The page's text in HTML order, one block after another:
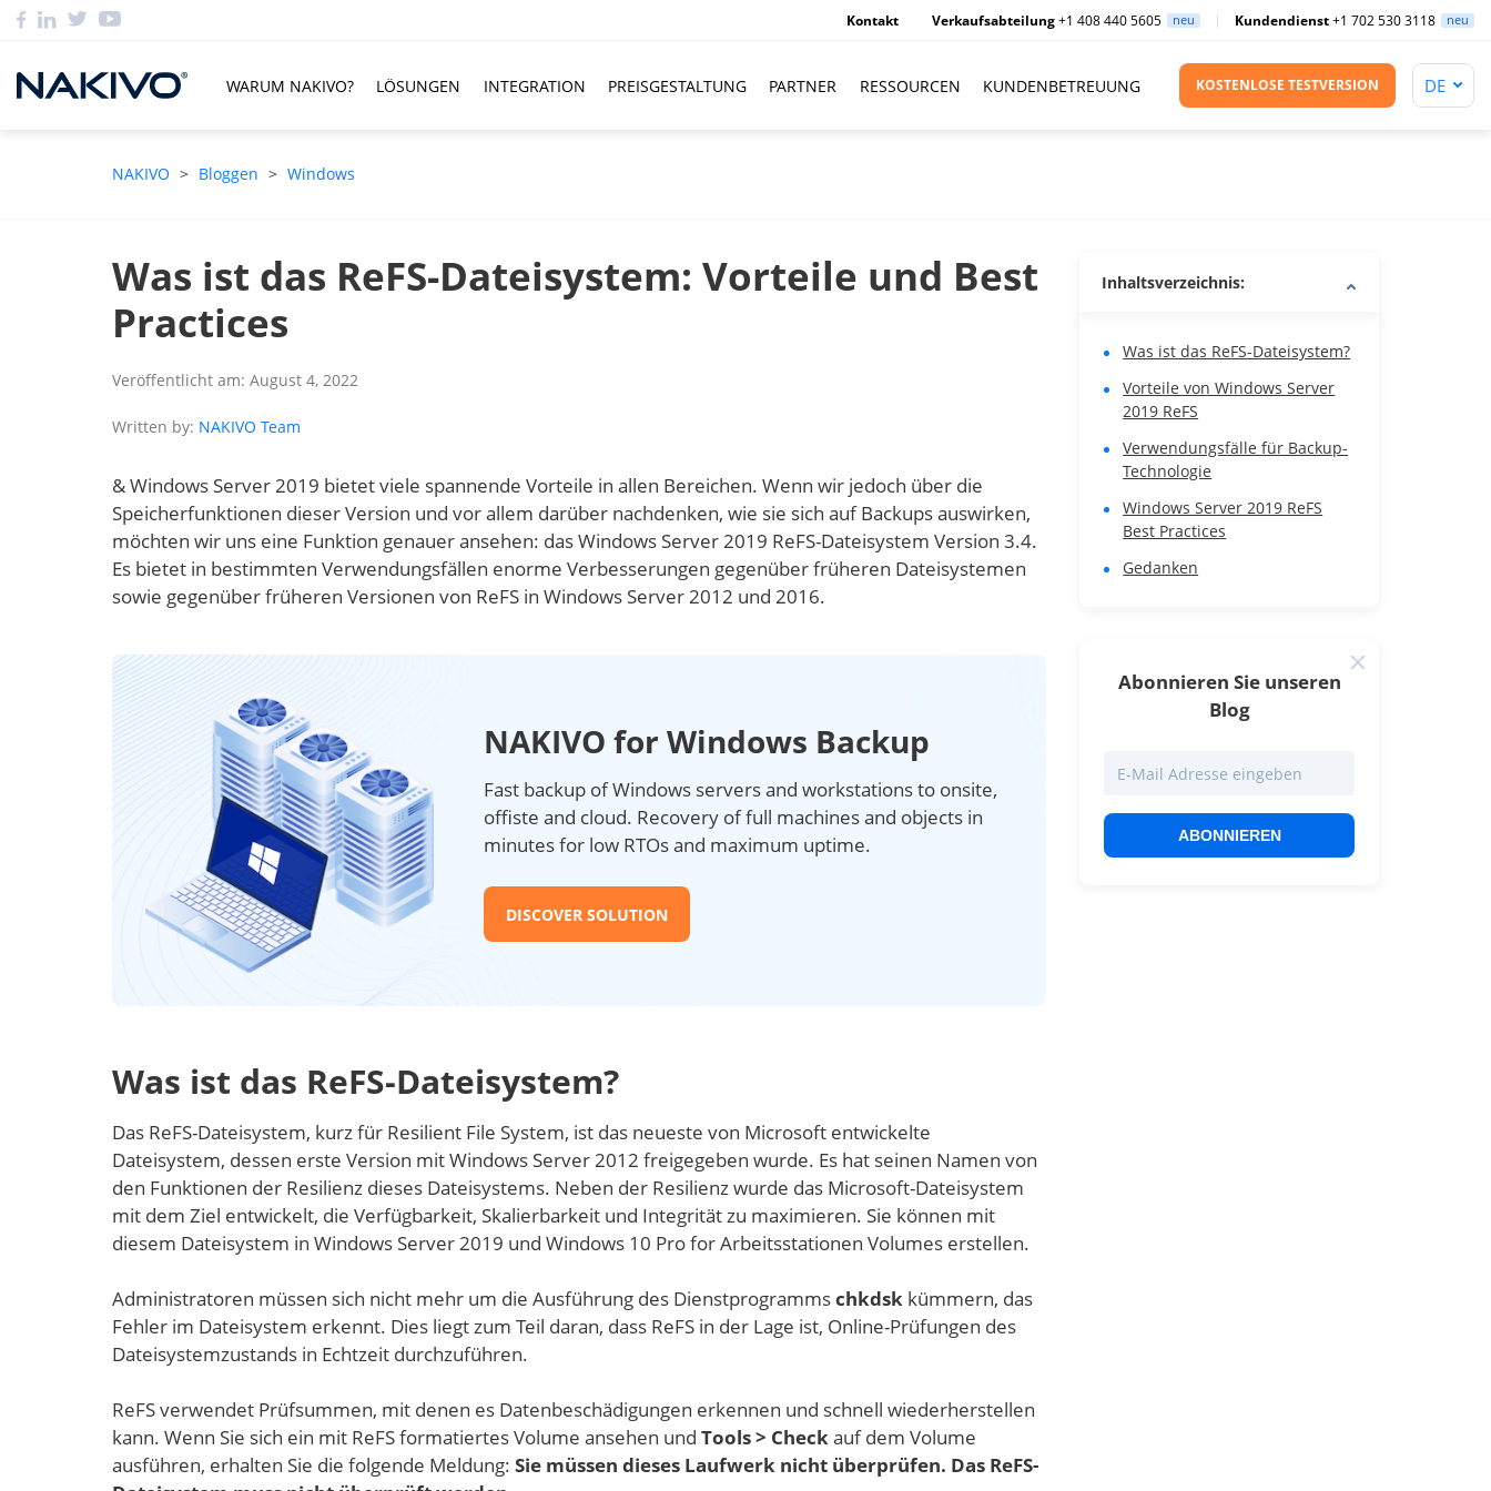
Kontakt Verkaufsabteilung+1 408 440 5605 neu Kundendienst+1 702 530 3118 neu
WARUM NAKIVO? LÖSUNGEN INTEGRATION PREISGESTALTUNG PARTNER RESSOURCEN KUNDENBETREUUNG KOSTENLOSE TESTVERSION
NAKIVO > Bloggen > Windows
Was ist das ReFS-Dateisystem: Vorteile und Best
Practices
Veröffentlicht am: August 4, 2022
Written by: NAKIVO Team
& Windows Server 2019 bietet viele spannende Vorteile in allen Bereichen. Wenn wir jedoch über die
Speicherfunktionen dieser Version und vor allem darüber nachdenken, wie sie sich auf Backups auswirken,
möchten wir uns eine Funktion genauer ansehen: das Windows Server 2019 ReFS-Dateisystem Version 3.4.
Es bietet in bestimmten Verwendungsfällen enorme Verbesserungen gegenüber früheren Dateisystemen
sowie gegenüber früheren Versionen von ReFS in Windows Server 2012 und 2016.
NAKIVO for Windows Backup
Fast backup of Windows servers and workstations to onsite,
offiste and cloud. Recovery of full machines and objects in
minutes for low RTOs and maximum uptime.
DISCOVER SOLUTION
Was ist das ReFS-Dateisystem?
Das ReFS-Dateisystem, kurz für Resilient File System, ist das neueste von Microsoft entwickelte
Dateisystem, dessen erste Version mit Windows Server 2012 freigegeben wurde. Es hat seinen Namen von
den Funktionen der Resilienz dieses Dateisystems. Neben der Resilienz wurde das Microsoft-Dateisystem
mit dem Ziel entwickelt, die Verfügbarkeit, Skalierbarkeit und Integrität zu maximieren. Sie können mit
diesem Dateisystem in Windows Server 2019 und Windows 10 Pro for Arbeitsstationen Volumes erstellen.
Administratoren müssen sich nicht mehr um die Ausführung des Dienstprogrammschkdsk kümmern, das
Fehler im Dateisystem erkennt. Dies liegt zum Teil daran, dass ReFS in der Lage ist, Online-Prüfungen des
Dateisystemzustands in Echtzeit durchzuführen.
ReFS verwendet Prüfsummen, mit denen es Datenbeschädigungen erkennen und schnell wiederherstellen
kann. Wenn Sie sich ein mit ReFS formatiertes Volume ansehen und Tools > Check auf dem Volume
ausführen, erhalten Sie die folgende Meldung: Sie müssen dieses Laufwerk nicht überprüfen. Das ReFS-
Inhaltsverzeichnis:
Was ist das ReFS-Dateisystem?
Vorteile von Windows Server
2019 ReFS
Verwendungsfälle für Backup-
Technologie
Windows Server 2019 ReFS
Best Practices
Gedanken
Abonnieren Sie unseren
Blog
ABONNIEREN